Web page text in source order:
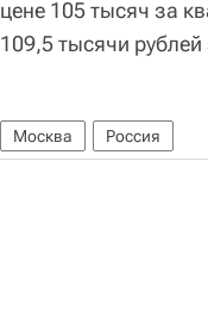
цене 105 тысяч за
109,5 тысячи
Москва Россия